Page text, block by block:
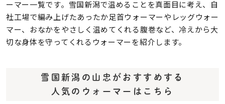
ーマー一覧です。雪国新潟で温めることを真面目に考え、自
社工場で編み上げたあったか足首ウォーマーやレッグウォー
マー、おなかをやさしく温めてくれる腹巻など、冷えから大
切な身体を守ってくれるウォーマーを紹介します。
雪国新潟の山忠がおすすめする
人気のウォーマーはこちら